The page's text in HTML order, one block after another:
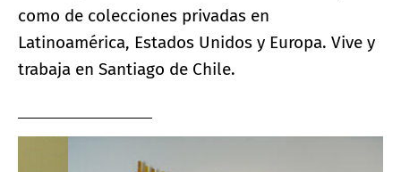
como de colecciones privadas en
Latinoamérica, Estados Unidos y Europa. Vive y
trabaja en Santiago de Chile.